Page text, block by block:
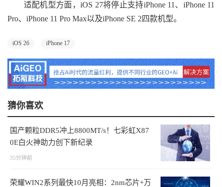
适配机型方面，iOS 27将停止支持iPhone 11、iPhone 11
Pro、iPhone 11 Pro Max以及iPhone SE 2四款机型。
iOS 26 iPhone 17
猜你喜欢
国产颗粒DDR5冲上8800MT/s！七彩虹X87
0E白火神助力创下新纪录
35分钟前
荣耀WIN2系列最快10月亮相：2nm芯片+万